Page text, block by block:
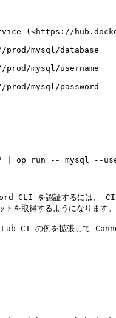
(<https://
prod/mysql/database
prod/mysql/username
prod/mysql/password
run -- mysql --
CLI を認証するには、 CI
を取得するようになります。
CI の例を拡張して